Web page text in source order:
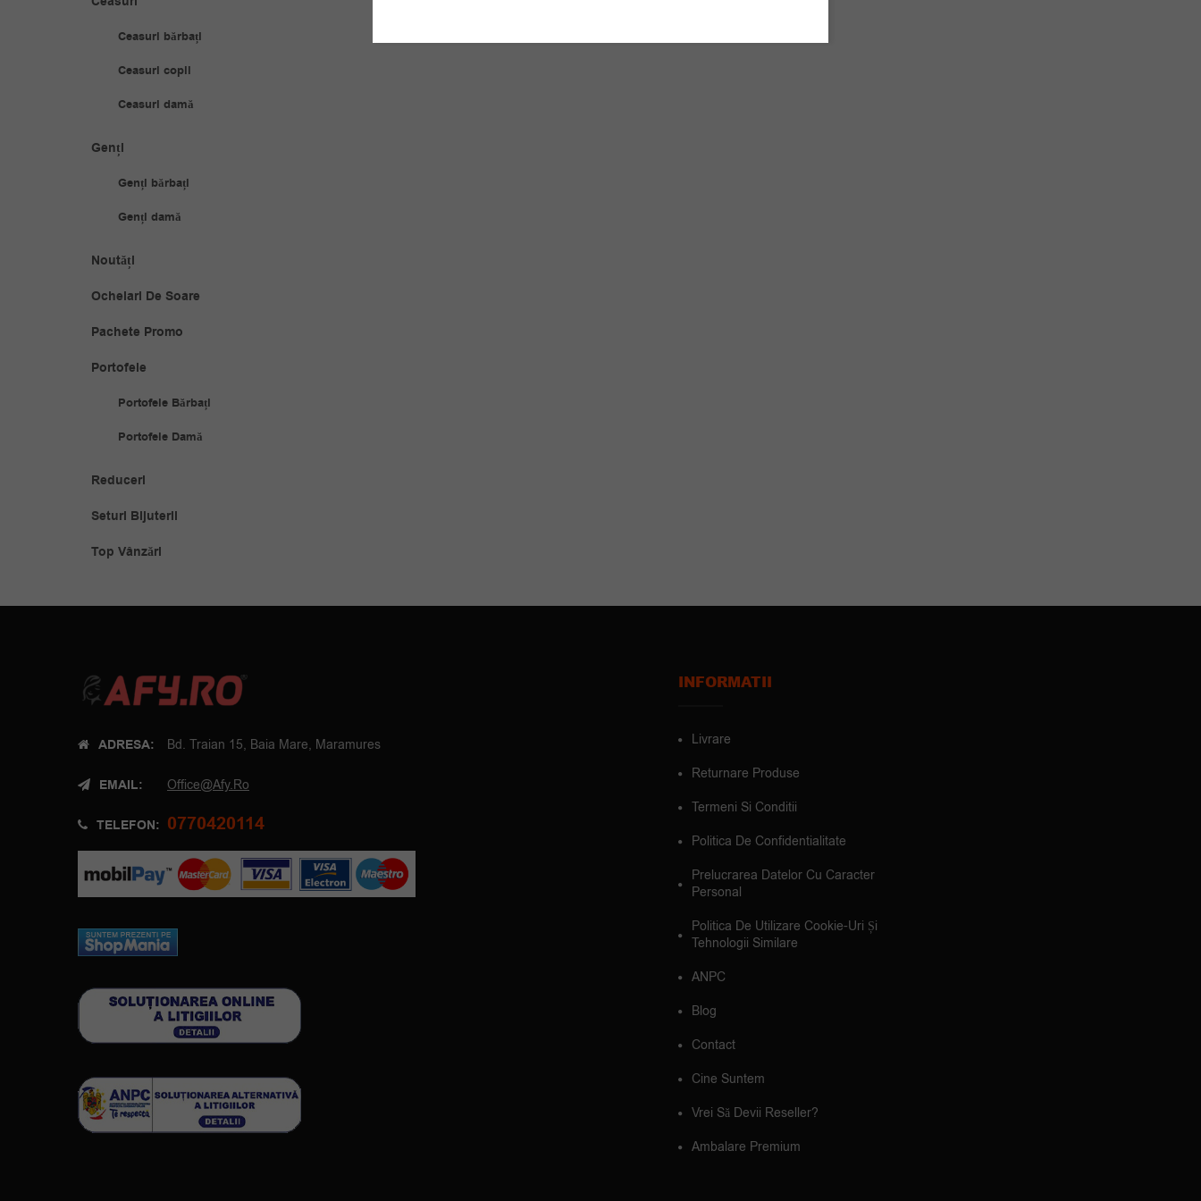
Ceasuri bărbați
Ceasuri copii
Ceasuri damă
Genți
Genți bărbați
Genți damă
Noutăți
Ochelari De Soare
Pachete Promo
Portofele
Portofele Bărbați
Portofele Damă
Reduceri
Seturi Bijuterii
Top Vânzări
ADRESA: Bd. Traian 15, Baia Mare, Maramures
EMAIL: Office@afy.ro
TELEFON: 0770420114
INFORMATII
Livrare
Returnare Produse
Termeni Si Conditii
Politica De Confidentialitate
Prelucrarea Datelor Cu Caracter
Personal
Politica De Utilizare Cookie-Uri Și
Tehnologii Similare
ANPC
Blog
Contact
Cine Suntem
Vrei Să Devii Reseller?
Ambalare Premium